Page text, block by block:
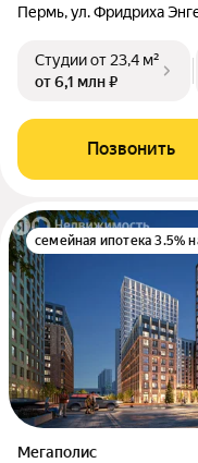
Пермь, ул. Фридриха
Студииот 23,4 м²
от 6,1 млн ₽
Позвонить
семейная ипотека 3.5%
Мегаполис